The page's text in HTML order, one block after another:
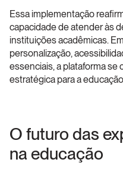
Essa implementação
capacidade de atender às
instituições acadêmicas.
personalização,
essenciais, a plataforma se
estratégica para a
O futuro das
na educação